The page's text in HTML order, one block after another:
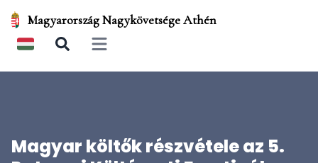
Magyarország Nagykövetsége Athén
Open main menu
Magyar költők részvétele az 5.